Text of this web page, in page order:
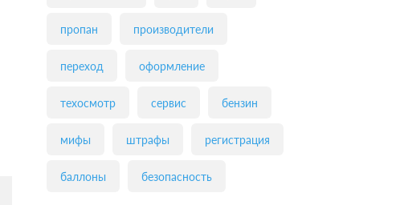
пропан производители
переход оформление
техосмотр сервис бензин
мифы штрафы регистрация
баллоны безопасность